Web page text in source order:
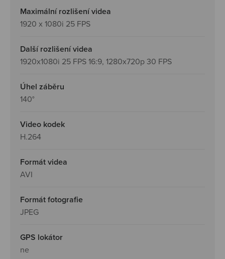
Maximální rozlišení videa
1920 x 1080i 25 FPS
Další rozlišení videa
1920x1080i 25 FPS 16:9, 1280x720p 30 FPS
Úhel záběru
140°
Video kodek
H.264
Formát videa
AVI
Formát fotografie
JPEG
GPS lokátor
ne